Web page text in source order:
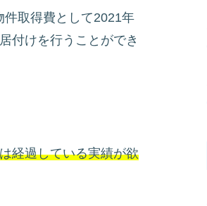
取得費として2021年
付けを行うことができ
経過している実績が欲